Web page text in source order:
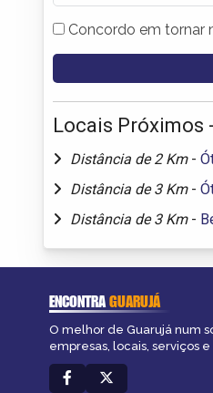
Concordo em tornar
Locais Próximos
Distância de 2 Km -
Distância de 3 Km -
Distância de 3 Km -
ENCONTRAGUARUJÁ
O melhor de Guarujá num
empresas, locais, serviços